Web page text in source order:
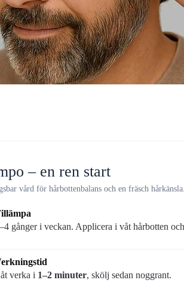
– en ren start
vård för hårbottenbalans och en fräsch hårkänsla.
gånger i veckan. Applicera i våt hårbotten
verka i 1–2 minuter, skölj sedan noggrant.